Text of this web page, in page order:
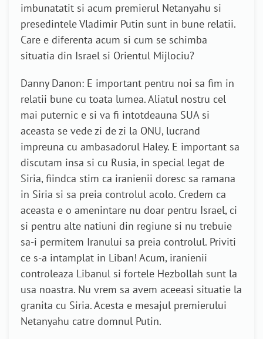
imbunatatit si acum premierul Netanyahu si
presedintele Vladimir Putin sunt in bune relatii.
Care e diferenta acum si cum se schimba
situatia din Israel si Orientul Mijlociu?
Danny Danon: E important pentru noi sa fim in
relatii bune cu toata lumea. Aliatul nostru cel
mai puternic e si va fi intotdeauna SUA si
aceasta se vede zi de zi la ONU, lucrand
impreuna cu ambasadorul Haley. E important sa
discutam insa si cu Rusia, in special legat de
Siria, fiindca stim ca iranienii doresc sa ramana
in Siria si sa preia controlul acolo. Credem ca
aceasta e o amenintare nu doar pentru Israel, ci
si pentru alte natiuni din regiune si nu trebuie
sa-i permitem Iranului sa preia controlul. Priviti
ce s-a intamplat in Liban! Acum, iranienii
controleaza Libanul si fortele Hezbollah sunt la
usa noastra. Nu vrem sa avem aceeasi situatie la
granita cu Siria. Acesta e mesajul premierului
Netanyahu catre domnul Putin.